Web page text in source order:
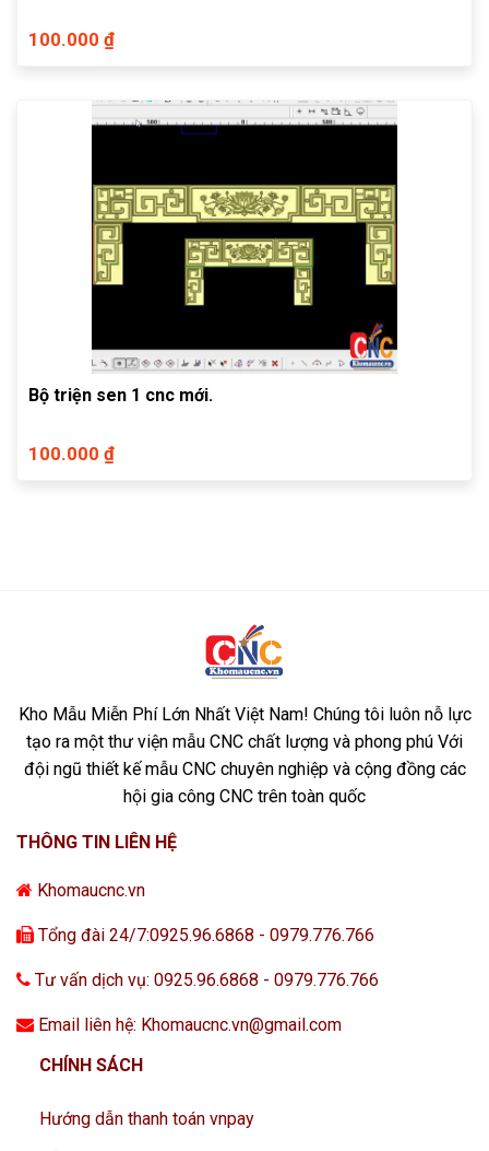
100.000 ₫
Bộ triện sen 1 cnc mới.
100.000 ₫
Kho Mẫu Miễn Phí Lớn Nhất Việt Nam! Chúng tôi luôn nỗ lực
tạo ra một thư viện mẫu CNC chất lượng và phong phú Với
đội ngũ thiết kế mẫu CNC chuyên nghiệp và cộng đồng các
hội gia công CNC trên toàn quốc
THÔNG TIN LIÊN HỆ
Khomaucnc.vn
Tổng đài 24/7:0925.96.6868 - 0979.776.766
Tư vấn dịch vụ: 0925.96.6868 - 0979.776.766
Email liên hệ: Khomaucnc.vn@gmail.com
CHÍNH SÁCH
Hướng dẫn thanh toán vnpay